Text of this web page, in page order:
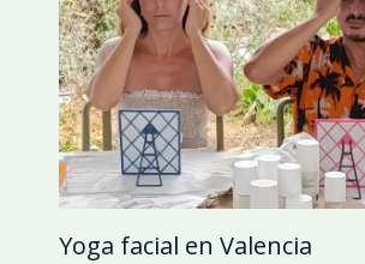
Yoga facial en Valencia